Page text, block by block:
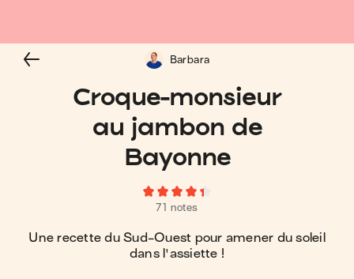
Croque-monsieur
au jambon de
Bayonne
71 notes
Une recette du Sud-Ouest pour amener du soleil
dans l'assiette !
Barbara